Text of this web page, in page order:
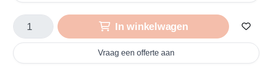
In winkelwagen
Vraag een offerte aan